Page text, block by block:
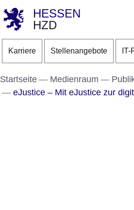
Direkt zum Kopf der
Direkt zum Inhalt
Direkt zum Fuß der
HESSEN
HZD
Karriere Stellenangebote
Startseite Medienraum
eJustice – Mit eJustice zur